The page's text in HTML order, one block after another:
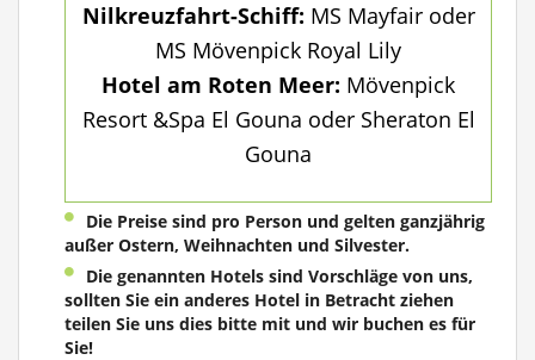
Nilkreuzfahrt-Schiff: MS Mayfair oder
MS Mövenpick Royal Lily
Hotel am Roten Meer: Mövenpick
Resort &Spa El Gouna oder Sheraton El
Gouna
Die Preise sind pro Person und gelten ganzjährig
außer Ostern, Weihnachten und Silvester.
Die genannten Hotels sind Vorschläge von uns,
sollten Sie ein anderes Hotel in Betracht ziehen
teilen Sie uns dies bitte mit und wir buchen es für
Sie!